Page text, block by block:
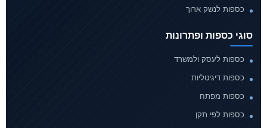
כספות לנשק ארוך
סוגי כספות ופתרונות
כספות לעסק ולמשרד
כספות דיגיטליות
כספות מפתח
כספות לפי תקן